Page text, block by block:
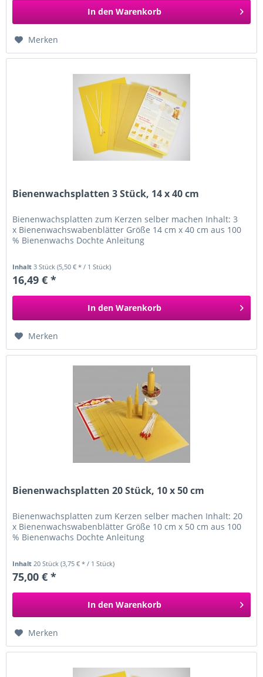
In den Warenkorb
Merken
Bienenwachsplatten 3 Stück, 14 x 40 cm
Bienenwachsplatten zum Kerzen selber machen Inhalt: 3
x Bienenwachswabenblätter Größe 14 cm x 40 cm aus 100
% Bienenwachs Dochte Anleitung
Inhalt3 Stück(5,50 € * / 1 Stück)
16,49 € *
In den Warenkorb
Merken
Bienenwachsplatten 20 Stück, 10 x 50 cm
Bienenwachsplatten zum Kerzen selber machen Inhalt: 20
x Bienenwachswabenblätter Größe 10 cm x 50 cm aus 100
% Bienenwachs Dochte Anleitung
Inhalt20 Stück(3,75 € * / 1 Stück)
75,00 € *
In den Warenkorb
Merken